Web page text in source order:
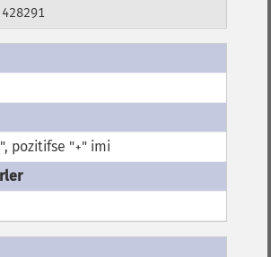
428291
", pozitifse "+" imi